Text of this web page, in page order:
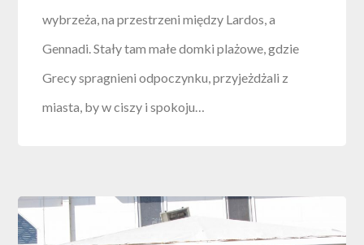
wybrzeża, na przestrzeni między Lardos, a
Gennadi. Stały tam małe domki plażowe, gdzie
Grecy spragnieni odpoczynku, przyjeżdżali z
miasta, by w ciszy i spokoju…